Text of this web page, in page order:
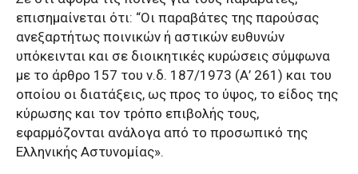
επισημαίνεται ότι: “Οι παραβάτες της παρούσας
ανεξαρτήτως ποινικών ή αστικών ευθυνών
υπόκεινται και σε διοικητικές κυρώσεις σύμφωνα
με το άρθρο 157 του ν.δ. 187/1973 (Α’ 261) και του
οποίου οι διατάξεις, ως προς το ύψος, το είδος της
κύρωσης και τον τρόπο επιβολής τους,
εφαρμόζονται ανάλογα από το προσωπικό της
Ελληνικής Αστυνομίας».